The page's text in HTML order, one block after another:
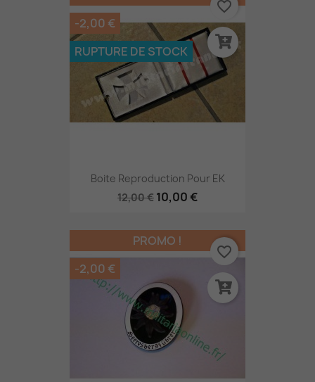
Boite Reproduction Pour EK
12,00 € 10,00 €
-2,00 €
RUPTURE DE STOCK
favorite_border
PROMO !
-2,00 €
favorite_border